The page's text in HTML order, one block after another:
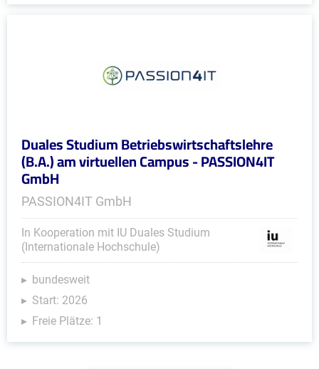
Duales Studium Betriebswirtschaftslehre
(B.A.) am virtuellen Campus - PASSION4IT
GmbH
PASSION4IT GmbH
In Kooperation mit IU Duales Studium
(Internationale Hochschule)
bundesweit
Start: 2026
Freie Plätze: 1